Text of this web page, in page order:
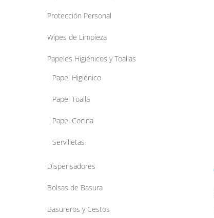
Protección Personal
Wipes de Limpieza
Papeles Higiénicos y Toallas
Papel Higiénico
Papel Toalla
Papel Cocina
Servilletas
Dispensadores
Bolsas de Basura
Basureros y Cestos